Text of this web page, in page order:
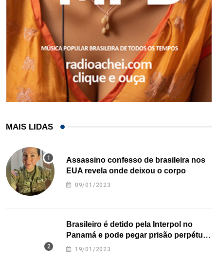
MAIS LIDAS
Assassino confesso de brasileira nos
EUA revela onde deixou o corpo
09/01/2023
Brasileiro é detido pela Interpol no
Panamá e pode pegar prisão perpétua
nos EUA
19/01/2023